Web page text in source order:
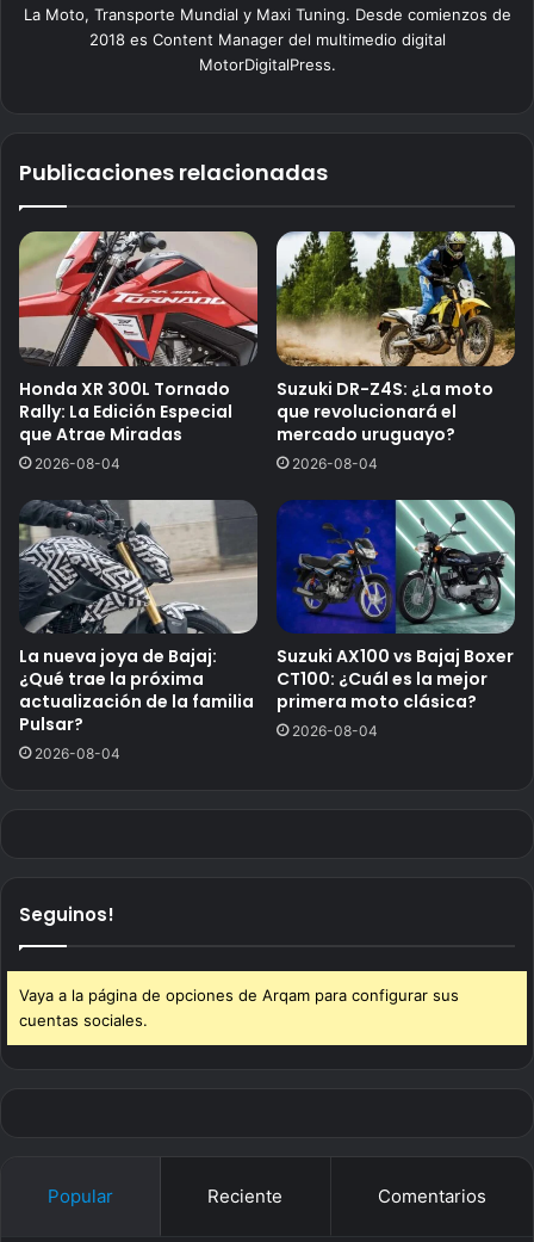
La Moto, Transporte Mundial y Maxi Tuning. Desde comienzos de
2018 es Content Manager del multimedio digital
MotorDigitalPress.
Publicaciones relacionadas
Honda XR 300L Tornado
Rally: La Edición Especial
que Atrae Miradas
2026-08-04
Suzuki DR-Z4S: ¿La moto
que revolucionará el
mercado uruguayo?
2026-08-04
La nueva joya de Bajaj:
¿Qué trae la próxima
actualización de la familia
Pulsar?
2026-08-04
Suzuki AX100 vs Bajaj Boxer
CT100: ¿Cuál es la mejor
primera moto clásica?
2026-08-04
Seguinos!
Vaya a la página de opciones de Arqam para configurar sus
cuentas sociales.
Popular Reciente Comentarios